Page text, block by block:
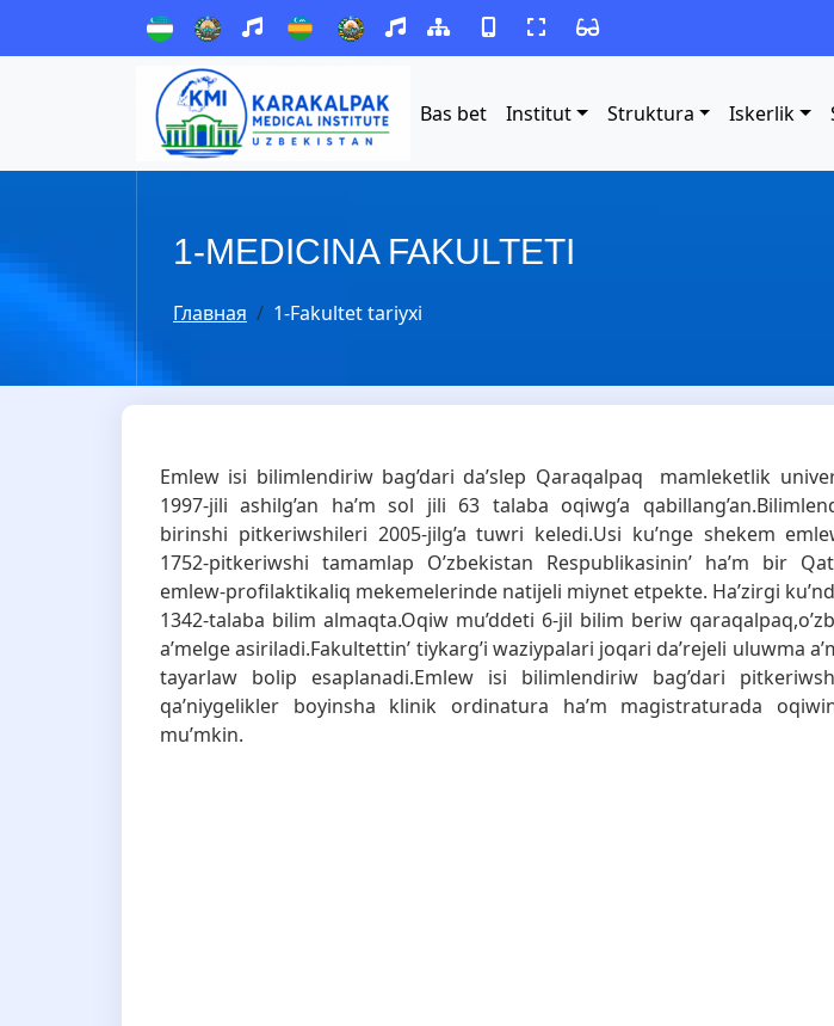
Bas bet Institut Struktura Iskerlik
1-MEDICINA FAKULTETI
Главная 1-Fakultet tariyxi
Emlew isi bilimlendiriw bag’dari da’slep Qaraqalpaq mamleketlik
1997-jili ashilg’an ha’m sol jili 63 talaba oqiwg’a
birinshi pitkeriwshileri 2005-jilg’a tuwri keledi.Usi ku’nge shekem
1752-pitkeriwshi tamamlap O’zbekistan Respublikasinin’ ha’m bir
emlew-profilaktikaliq mekemelerinde natijeli miynet etpekte. Ha’zirgi
1342-talaba bilim almaqta.Oqiw mu’ddeti 6-jil bilim beriw
a’melge asiriladi.Fakultettin’ tiykarg’i waziypalari joqari da’rejeli uluwma
tayarlaw bolip esaplanadi.Emlew isi bilimlendiriw bag’dari
qa’niygelikler boyinsha klinik ordinatura ha’m magistraturada
mu’mkin.